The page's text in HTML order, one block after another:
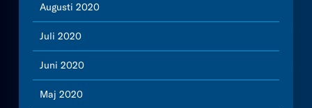
Augusti 2020
Juli 2020
Juni 2020
Maj 2020